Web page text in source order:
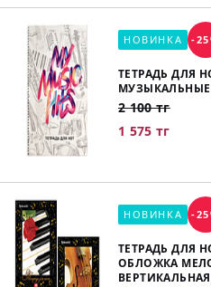
НОВИНКА -
ТЕТРАДЬ ДЛЯ
2 100 тг
1 575 тг
НОВИНКА -
ТЕТРАДЬ ДЛЯ
ОБЛОЖКА